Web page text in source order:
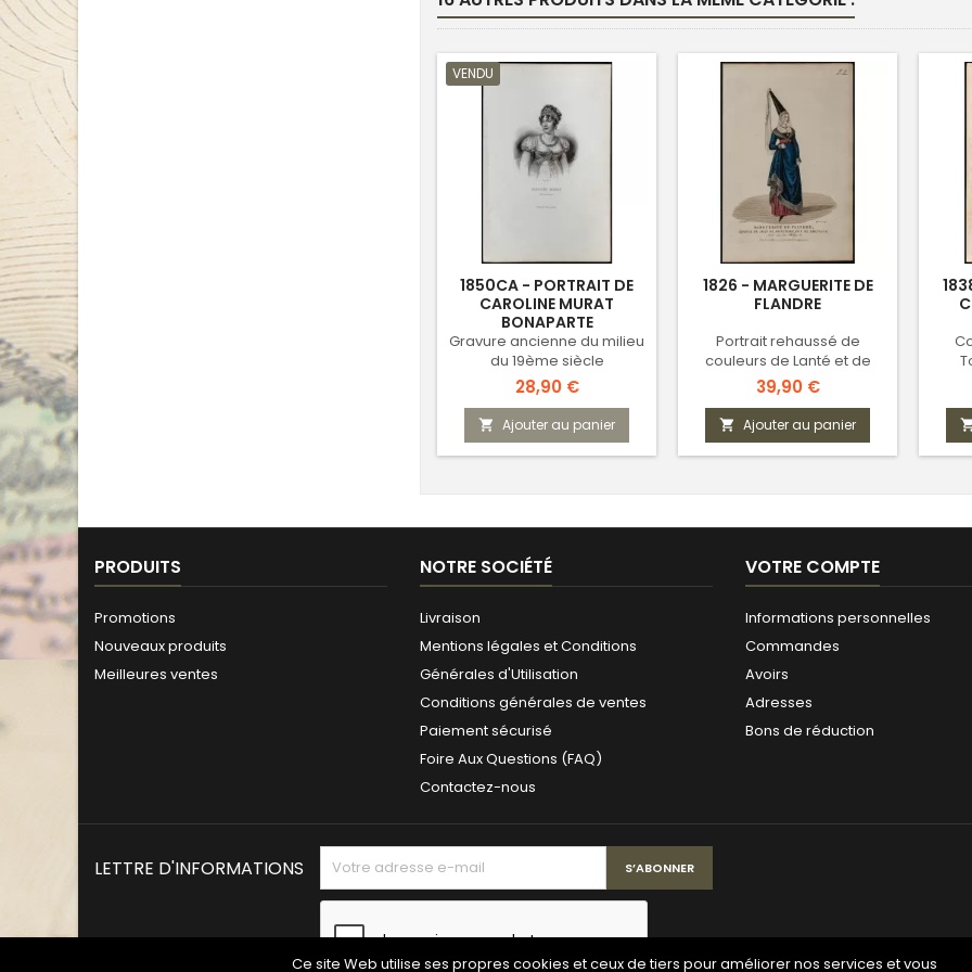
VENDU
1850CA - PORTRAIT DE
CAROLINE MURAT
BONAPARTE
Gravure ancienne du milieu
du 19ème siècle
Prix
28,90 €
 Ajouter au panier
1826 - MARGUERITE DE
FLANDRE
Portrait rehaussé de
couleurs de Lanté et de
Gatine
Prix
39,90 €
 Ajouter au panier
PRODUITS
Promotions
Nouveaux produits
Meilleures ventes
NOTRE SOCIÉTÉ
Livraison
Mentions légales et Conditions
Générales d'Utilisation
Conditions générales de ventes
Paiement sécurisé
Foire Aux Questions (FAQ)
Contactez-nous
VOTRE COMPTE
Informations personnelles
Commandes
Avoirs
Adresses
Bons de réduction
Ce site Web utilise ses propres cookies et ceux de tiers pour améliorer nos services et vous
LETTRE D'INFORMATIONS